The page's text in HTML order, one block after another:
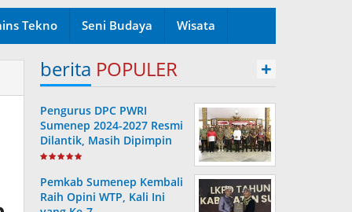
Tekno Seni Budaya Wisata
berita POPULER +
Pengurus DPC PWRI
Sumenep 2024-2027 Resmi
Dilantik, Masih Dipimpin
Rusydiyono
Pemkab Sumenep Kembali
Raih Opini WTP, Kali Ini